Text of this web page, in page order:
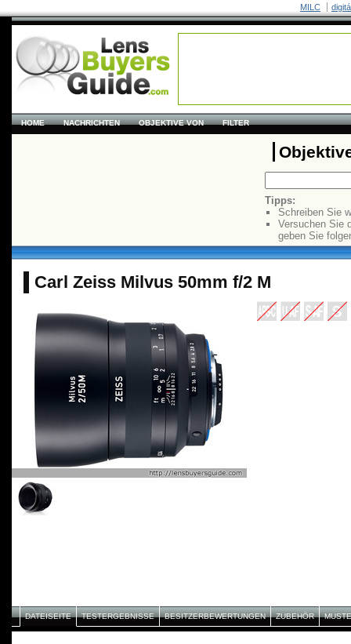
MILC
HOME NACHRICHTEN OBJEKTIVE VON FILTER
Tipps:
Schreiben Sie
Versuchen Sie
geben Sie
Carl Zeiss Milvus 50mm f/2 M
DATEISEITE TESTERGEBNISSE BESITZERBEWERTUNGEN ZUBEHÖR